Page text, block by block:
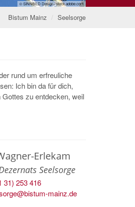
© SINNBILD Design / stock.adobe.com
Bistum Mainz Seelsorge
rund um erfreuliche
Ich bin da für dich,
zu entdecken, weil
Erlekam
Seelsorge
31) 253 416
mainz.de